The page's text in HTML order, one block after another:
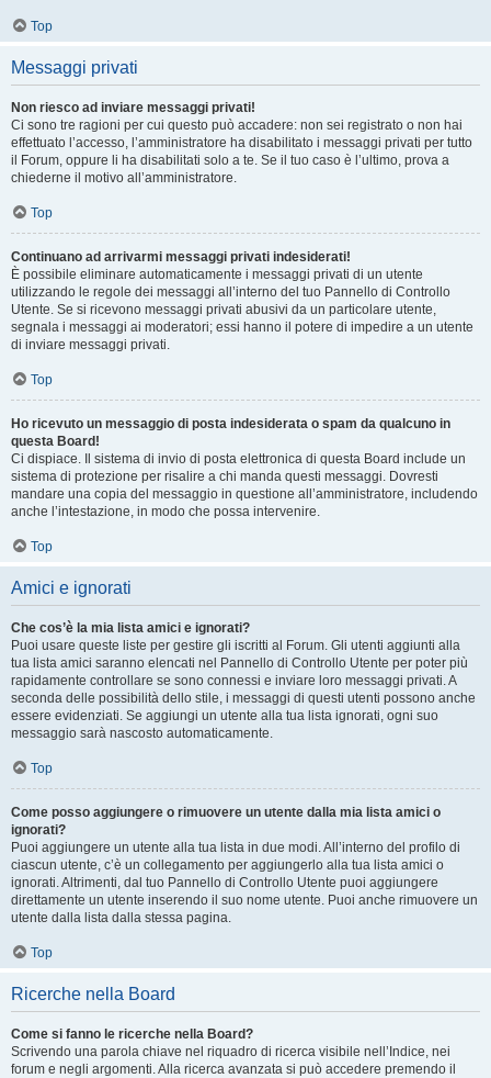
Top
Messaggi privati
Non riesco ad inviare messaggi privati!
Ci sono tre ragioni per cui questo può accadere: non sei registrato o non hai
effettuato l’accesso, l’amministratore ha disabilitato i messaggi privati per tutto
il Forum, oppure li ha disabilitati solo a te. Se il tuo caso è l’ultimo, prova a
chiederne il motivo all’amministratore.
Top
Continuano ad arrivarmi messaggi privati indesiderati!
È possibile eliminare automaticamente i messaggi privati ​​di un utente
utilizzando le regole dei messaggi all’interno del tuo Pannello di Controllo
Utente. Se si ricevono messaggi privati ​​abusivi da un particolare utente,
segnala i messaggi ai moderatori; essi hanno il potere di impedire a un utente
di inviare messaggi privati​​.
Top
Ho ricevuto un messaggio di posta indesiderata o spam da qualcuno in
questa Board!
Ci dispiace. Il sistema di invio di posta elettronica di questa Board include un
sistema di protezione per risalire a chi manda questi messaggi. Dovresti
mandare una copia del messaggio in questione all’amministratore, includendo
anche l’intestazione, in modo che possa intervenire.
Top
Amici e ignorati
Che cos’è la mia lista amici e ignorati?
Puoi usare queste liste per gestire gli iscritti al Forum. Gli utenti aggiunti alla
tua lista amici saranno elencati nel Pannello di Controllo Utente per poter più
rapidamente controllare se sono connessi e inviare loro messaggi privati. A
seconda delle possibilità dello stile, i messaggi di questi utenti possono anche
essere evidenziati. Se aggiungi un utente alla tua lista ignorati, ogni suo
messaggio sarà nascosto automaticamente.
Top
Come posso aggiungere o rimuovere un utente dalla mia lista amici o
ignorati?
Puoi aggiungere un utente alla tua lista in due modi. All’interno del profilo di
ciascun utente, c’è un collegamento per aggiungerlo alla tua lista amici o
ignorati. Altrimenti, dal tuo Pannello di Controllo Utente puoi aggiungere
direttamente un utente inserendo il suo nome utente. Puoi anche rimuovere un
utente dalla lista dalla stessa pagina.
Top
Ricerche nella Board
Come si fanno le ricerche nella Board?
Scrivendo una parola chiave nel riquadro di ricerca visibile nell’Indice, nei
forum e negli argomenti. Alla ricerca avanzata si può accedere premendo il